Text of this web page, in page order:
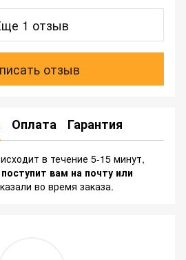
1 отзыв
отзыв
Оплата Гарантия
в течение 5-15 минут,
вам на почту или
во время заказа.